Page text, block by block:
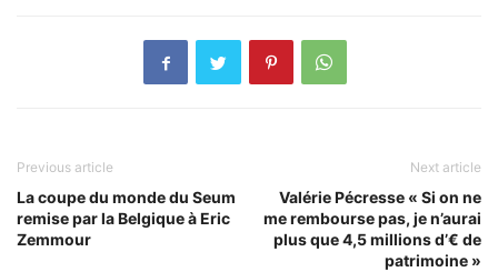
Previous article
La coupe du monde du Seum
remise par la Belgique à Eric
Zemmour
Next article
Valérie Pécresse « Si on ne
me rembourse pas, je n’aurai
plus que 4,5 millions d’€ de
patrimoine »